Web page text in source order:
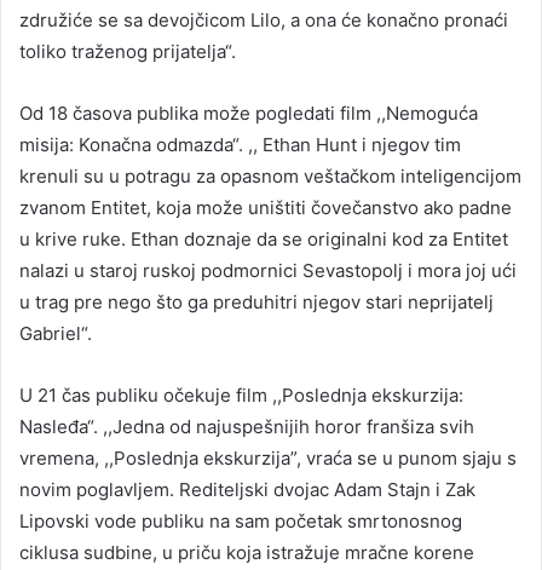
združiće se sa devojčicom Lilo, a ona će konačno pronaći
toliko traženog prijatelja“.
Od 18 časova publika može pogledati film ,,Nemoguća
misija: Konačna odmazda“. ,, Ethan Hunt i njegov tim
krenuli su u potragu za opasnom veštačkom inteligencijom
zvanom Entitet, koja može uništiti čovečanstvo ako padne
u krive ruke. Ethan doznaje da se originalni kod za Entitet
nalazi u staroj ruskoj podmornici Sevastopolj i mora joj ući
u trag pre nego što ga preduhitri njegov stari neprijatelj
Gabriel“.
U 21 čas publiku očekuje film ,,Poslednja ekskurzija:
Nasleđa“. ,,Jedna od najuspešnijih horor franšiza svih
vremena, ,,Poslednja ekskurzija”, vraća se u punom sjaju s
novim poglavljem. Rediteljski dvojac Adam Stajn i Zak
Lipovski vode publiku na sam početak smrtonosnog
ciklusa sudbine, u priču koja istražuje mračne korene